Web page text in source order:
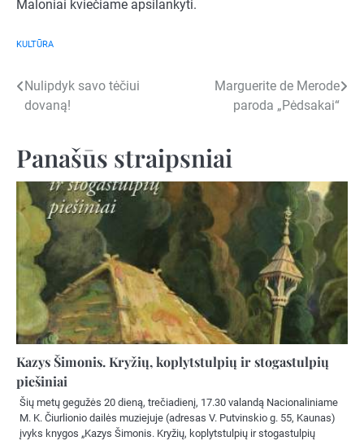
Maloniai kviečiame apsilankyti.
KULTŪRA
Navigacija
įrašų
Nulipdyk savo tėčiui
dovaną!
Marguerite de Merode
paroda „Pėdsakai“
Panašūs straipsniai
Kazys Šimonis. Kryžių, koplytstulpių ir stogastulpių
piešiniai
Šių metų gegužės 20 dieną, trečiadienį, 17.30 valandą Nacionaliniame
M. K. Čiurlionio dailės muziejuje (adresas V. Putvinskio g. 55, Kaunas)
įvyks knygos „Kazys Šimonis. Kryžių, koplytstulpių ir stogastulpių